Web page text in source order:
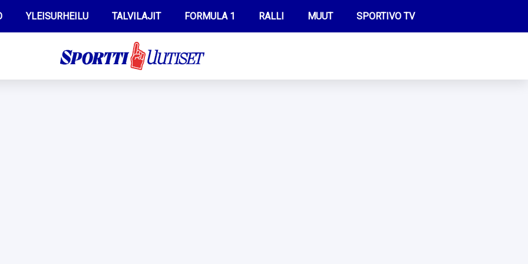
YLEISURHEILU TALVILAJIT FORMULA 1 RALLI MUUT SPORTIVO TV